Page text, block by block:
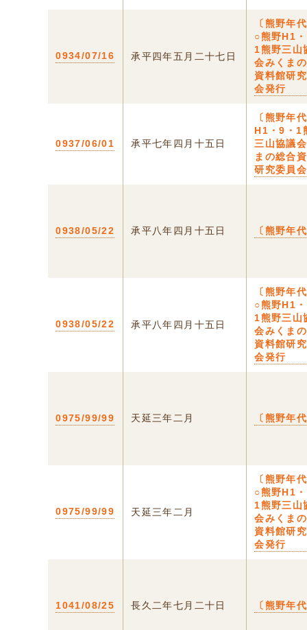
0934/07/16 承平四年五月二十七日
〔熊野年
○熊野H1
1熊野三山
会みくま
資料館研
会発行
0937/06/01 承平七年四月十五日
〔熊野年
H1・9・1
三山協議
まの総合
研究委員
0938/05/22 承平八年四月十五日 〔熊野年
0938/05/22 承平八年四月十五日
〔熊野年
○熊野H1
1熊野三山
会みくま
資料館研
会発行
0975/99/99 天延三年二月 〔熊野年
0975/99/99 天延三年二月
〔熊野年
○熊野H1
1熊野三山
会みくま
資料館研
会発行
1041/08/25 長久二年七月二十日 〔熊野年